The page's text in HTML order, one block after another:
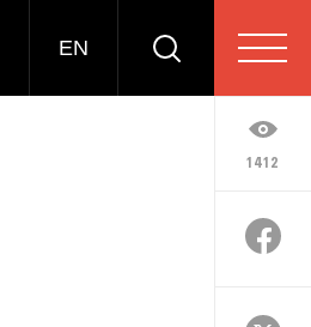
EN
1412